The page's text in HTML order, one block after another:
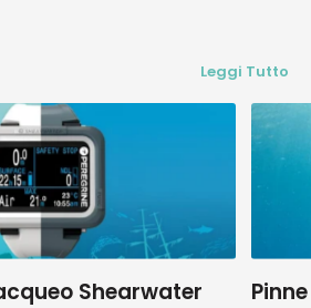
Leggi Tutto
Shearwater